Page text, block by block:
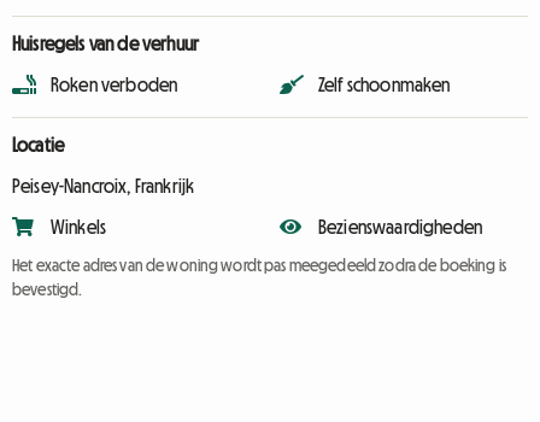
Huisregels van de verhuur
Roken verboden Zelf schoonmaken
Locatie
Peisey-Nancroix, Frankrijk
Winkels Bezienswaardigheden
Het exacte adres van de woning wordt pas meegedeeld zodra de boeking is
bevestigd.